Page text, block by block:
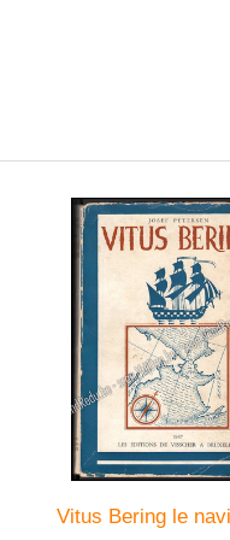
Vitus Bering le